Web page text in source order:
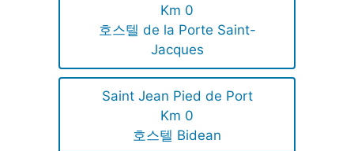
Km 0
호스텔 de la Porte Saint-
Jacques
Saint Jean Pied de Port
Km 0
호스텔 Bidean